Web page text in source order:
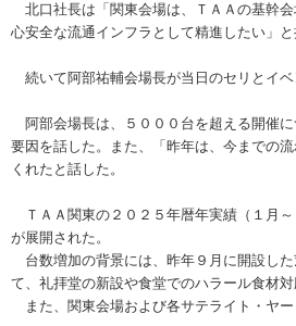
北口社長は「関東会場は、ＴＡＡの基幹
心安全な流通インフラとして精進したい」と
続いて阿部祐輔会場長が当日のセリとイ
阿部会場長は、５０００台を超える開催
要因を話した。また、「昨年は、今までの
くれたと話した。
ＴＡＡ関東の２０２５年暦年実績（１月
が展開された。
台数増加の背景には、昨年９月に開設し
て、礼拝堂の新設や食堂でのハラール食材
また、関東会場および各サテライト・ヤ